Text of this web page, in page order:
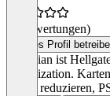
(0 Bewertungen)
Dieses Profil
Guardian ist
Tokenization.
Scope reduzieren,